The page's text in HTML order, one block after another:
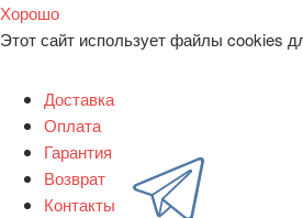
Хорошо
Этот сайт использует файлы cookies
Доставка
Оплата
Гарантия
Возврат
Контакты